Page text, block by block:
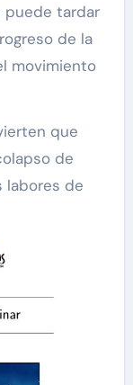
puede tardar
de la
movimiento
que
de
labores de